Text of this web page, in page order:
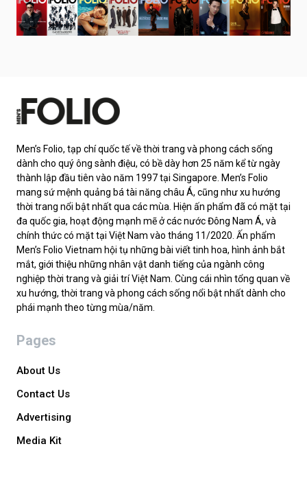
Men’s Folio, tạp chí quốc tế về thời trang và phong cách sống
dành cho quý ông sành điệu, có bề dày hơn 25 năm kể từ ngày
thành lập đầu tiên vào năm 1997 tại Singapore. Men’s Folio
mang sứ mệnh quảng bá tài năng châu Á, cũng như xu hướng
thời trang nổi bật nhất qua các mùa. Hiện ấn phẩm đã có mặt tại
đa quốc gia, hoạt động mạnh mẽ ở các nước Đông Nam Á, và
chính thức có mặt tại Việt Nam vào tháng 11/2020. Ấn phẩm
Men’s Folio Vietnam hội tụ những bài viết tinh hoa, hình ảnh bắt
mắt, giới thiệu những nhân vật danh tiếng của ngành công
nghiệp thời trang và giải trí Việt Nam. Cùng cái nhìn tổng quan về
xu hướng, thời trang và phong cách sống nổi bật nhất dành cho
phái mạnh theo từng mùa/năm.
Pages
About Us
Contact Us
Advertising
Media Kit